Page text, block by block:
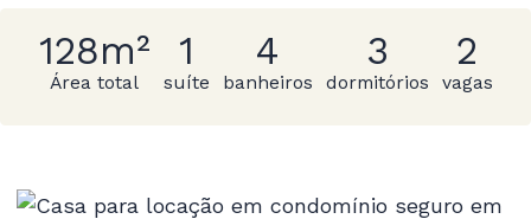
128m²
Área total
1
suíte
4
banheiros
3
dormitórios
2
vagas